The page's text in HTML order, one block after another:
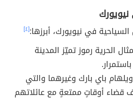
في نيويورك، أبرزها:[٤]
الحرية رموز تميّز المدينة
باي بارك وغيرهما والتي
قضاء أوقاتٍ ممتعةٍ مع عائلاتهم